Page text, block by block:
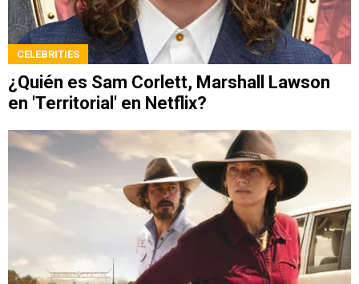
CELEBRITIES
¿Quién es Sam Corlett, Marshall Lawson
en 'Territorial' en Netflix?